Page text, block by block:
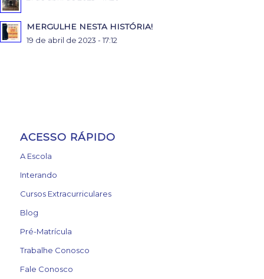
MERGULHE NESTA HISTÓRIA!
19 de abril de 2023 - 17:12
ACESSO RÁPIDO
A Escola
Interando
Cursos Extracurriculares
Blog
Pré-Matrícula
Trabalhe Conosco
Fale Conosco